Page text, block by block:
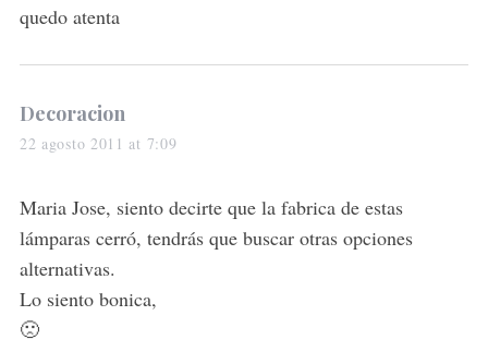
quedo atenta
s
a
s
:
Decoracion
22 agosto 2011 at 7:09
Maria Jose, siento decirte que la fabrica de estas
lámparas cerró, tendrás que buscar otras opciones
alternativas.
Lo siento bonica,
🙁